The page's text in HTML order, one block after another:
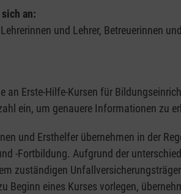
an:
und Lehrer, Betreuerinnen
an Erste-Hilfe-Kursen für
ein, um genauere Informationen zu
und Ersthelfer übernehmen in der
-Fortbildung. Aufgrund der
zuständigen
Beginn eines Kurses vorlegen,